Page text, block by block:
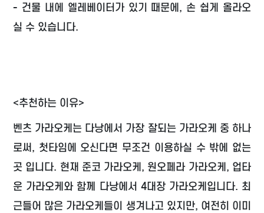
- 건물 내에 엘레베이터가 있기 때문에, 손 쉽게 올라오
실 수 있습니다.
<추천하는 이유>
벤츠 가라오케는 다낭에서 가장 잘되는 가라오케 중 하나
로써, 첫타임에 오신다면 무조건 이용하실 수 밖에 없는
곳 입니다. 현재 준코 가라오케, 원오페라 가라오케, 업타
운 가라오케와 함께 다낭에서 4대장 가라오케입니다. 최
근들어 많은 가라오케들이 생겨나고 있지만, 여전히 이미